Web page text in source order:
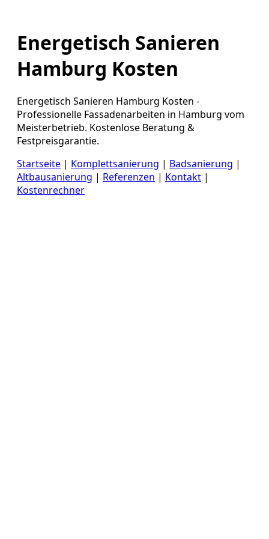
Energetisch Sanieren
Hamburg Kosten
Energetisch Sanieren Hamburg Kosten -
Professionelle Fassadenarbeiten in Hamburg vom
Meisterbetrieb. Kostenlose Beratung &
Festpreisgarantie.
Startseite | Komplettsanierung | Badsanierung |
Altbausanierung | Referenzen | Kontakt |
Kostenrechner